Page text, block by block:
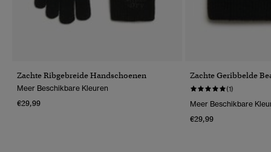
Zachte Ribgebreide Handschoenen
Meer Beschikbare Kleuren
€29,99
Zachte Geribbelde
(1)
Meer Beschikbare
€29,99